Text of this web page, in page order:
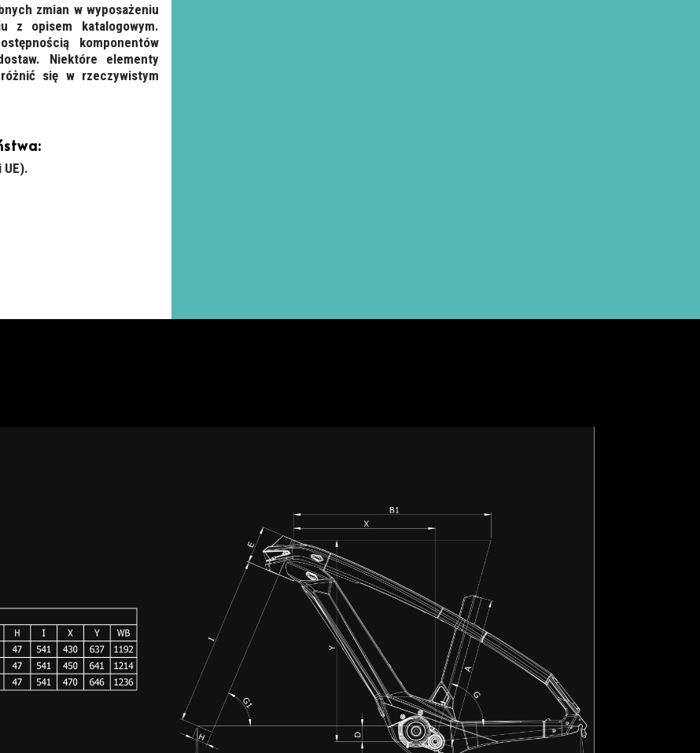
zmian w wyposażeniu
z opisem katalogowym.
komponentów
Niektóre elementy
się w rzeczywistym
UE).